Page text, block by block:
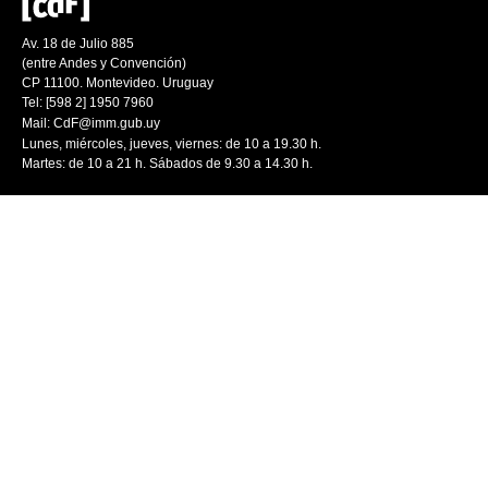
Av. 18 de Julio 885
(entre Andes y Convención)
CP 11100. Montevideo. Uruguay
Tel: [598 2] 1950 7960
Mail: CdF@imm.gub.uy
Lunes, miércoles, jueves, viernes: de 10 a 19.30 h.
Martes: de 10 a 21 h. Sábados de 9.30 a 14.30 h.